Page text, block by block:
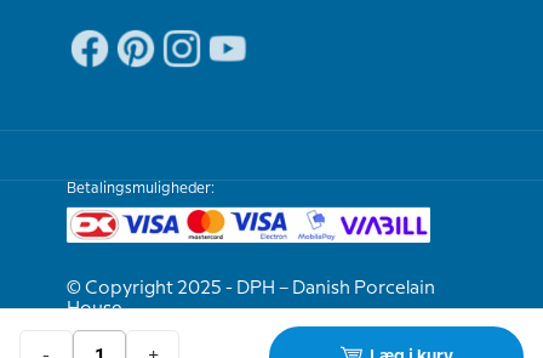
Betalingsmuligheder:
© Copyright 2025 - DPH – Danish Porcelain
House